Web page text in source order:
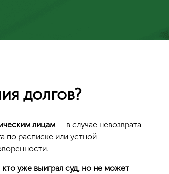
долгов?
лицам— в случае невозврата
по расписке или устной
кто уже выиграл суд, но не может
Да, верно